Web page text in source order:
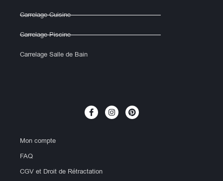
Carrelage Cuisine
Carrelage Piscine
Carrelage Salle de Bain
Mon compte
FAQ
CGV et Droit de Rétractation